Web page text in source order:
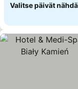
Valitse päivät